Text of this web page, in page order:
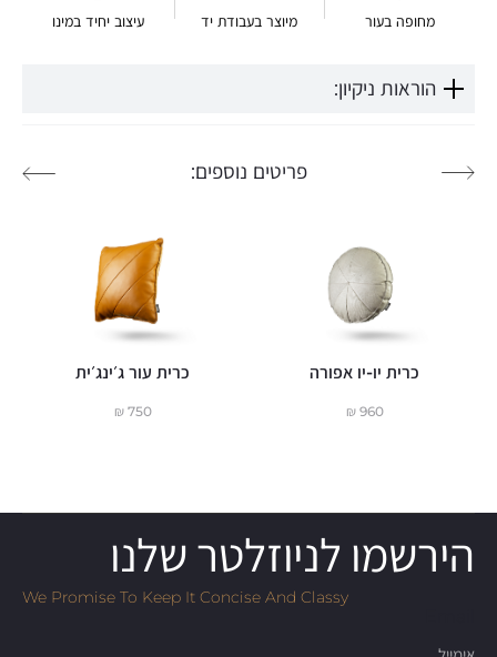
מחופה בעור מיוצר בעבודת יד עיצוב יחיד במינו
הוראות ניקיון:
פריטים נוספים:
כרית יו-יו אפורה
960
₪
כרית עור ג׳ינג׳ית
750
₪
הירשמו לניוזלטר שלנו
We Promise To Keep It Concise And Classy